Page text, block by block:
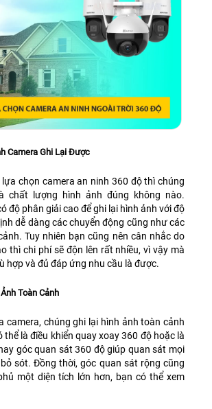
Camera Ghi Lại Được
chọn camera an ninh 360 độ thì chúng
chất lượng hình ảnh đúng không nào.
độ phân giải cao để ghi lại hình ảnh với độ
dễ dàng các chuyển động cũng như các
Tuy nhiên bạn cũng nên cân nhắc do
thì chi phí sẽ độn lên rất nhiều, vì vậy mà
hợp và đủ đáp ứng nhu cầu là được.
Toàn Cảnh
camera, chúng ghi lại hình ảnh toàn cảnh
thể là điều khiển quay xoay 360 độ hoặc là
góc quan sát 360 độ giúp quan sát mọi
sót. Đồng thời, góc quan sát rộng cũng
một diện tích lớn hơn, bạn có thể xem